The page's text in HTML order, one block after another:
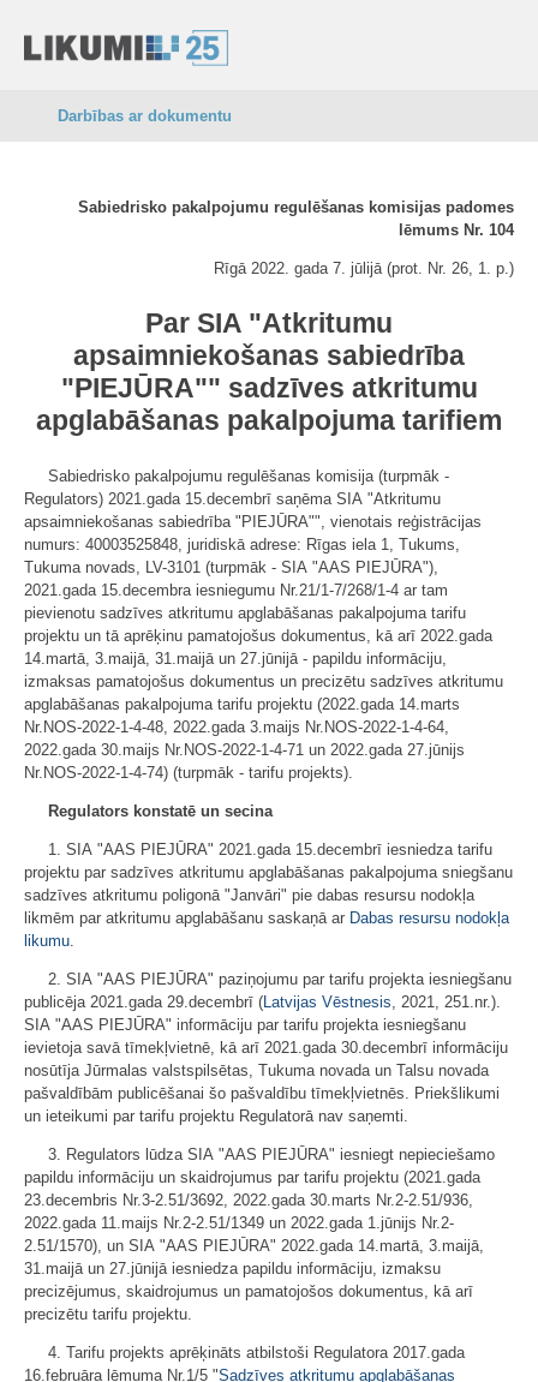
Darbības ar dokumentu
Sabiedrisko pakalpojumu regulēšanas komisijas padomes
lēmums Nr. 104
Rīgā 2022. gada 7. jūlijā (prot. Nr. 26, 1. p.)
Par SIA "Atkritumu
apsaimniekošanas sabiedrība
"PIEJŪRA"" sadzīves atkritumu
apglabāšanas pakalpojuma tarifiem
Sabiedrisko pakalpojumu regulēšanas komisija (turpmāk -
Regulators) 2021.gada 15.decembrī saņēma SIA "Atkritumu
apsaimniekošanas sabiedrība "PIEJŪRA"", vienotais reģistrācijas
numurs: 40003525848, juridiskā adrese: Rīgas iela 1, Tukums,
Tukuma novads, LV-3101 (turpmāk - SIA "AAS PIEJŪRA"),
2021.gada 15.decembra iesniegumu Nr.21/1-7/268/1-4 ar tam
pievienotu sadzīves atkritumu apglabāšanas pakalpojuma tarifu
projektu un tā aprēķinu pamatojošus dokumentus, kā arī 2022.gada
14.martā, 3.maijā, 31.maijā un 27.jūnijā - papildu informāciju,
izmaksas pamatojošus dokumentus un precizētu sadzīves atkritumu
apglabāšanas pakalpojuma tarifu projektu (2022.gada 14.marts
Nr.NOS-2022-1-4-48, 2022.gada 3.maijs Nr.NOS-2022-1-4-64,
2022.gada 30.maijs Nr.NOS-2022-1-4-71 un 2022.gada 27.jūnijs
Nr.NOS-2022-1-4-74) (turpmāk - tarifu projekts).
Regulators konstatē un secina
1. SIA "AAS PIEJŪRA" 2021.gada 15.decembrī iesniedza tarifu
projektu par sadzīves atkritumu apglabāšanas pakalpojuma sniegšanu
sadzīves atkritumu poligonā "Janvāri" pie dabas resursu nodokļa
likmēm par atkritumu apglabāšanu saskaņā ar Dabas resursu nodokļa
likumu.
2. SIA "AAS PIEJŪRA" paziņojumu par tarifu projekta iesniegšanu
publicēja 2021.gada 29.decembrī (Latvijas Vēstnesis, 2021, 251.nr.).
SIA "AAS PIEJŪRA" informāciju par tarifu projekta iesniegšanu
ievietoja savā tīmekļvietnē, kā arī 2021.gada 30.decembrī informāciju
nosūtīja Jūrmalas valstspilsētas, Tukuma novada un Talsu novada
pašvaldībām publicēšanai šo pašvaldību tīmekļvietnēs. Priekšlikumi
un ieteikumi par tarifu projektu Regulatorā nav saņemti.
3. Regulators lūdza SIA "AAS PIEJŪRA" iesniegt nepieciešamo
papildu informāciju un skaidrojumus par tarifu projektu (2021.gada
23.decembris Nr.3-2.51/3692, 2022.gada 30.marts Nr.2-2.51/936,
2022.gada 11.maijs Nr.2-2.51/1349 un 2022.gada 1.jūnijs Nr.2-
2.51/1570), un SIA "AAS PIEJŪRA" 2022.gada 14.martā, 3.maijā,
31.maijā un 27.jūnijā iesniedza papildu informāciju, izmaksu
precizējumus, skaidrojumus un pamatojošos dokumentus, kā arī
precizētu tarifu projektu.
4. Tarifu projekts aprēķināts atbilstoši Regulatora 2017.gada
16.februāra lēmuma Nr.1/5 "Sadzīves atkritumu apglabāšanas